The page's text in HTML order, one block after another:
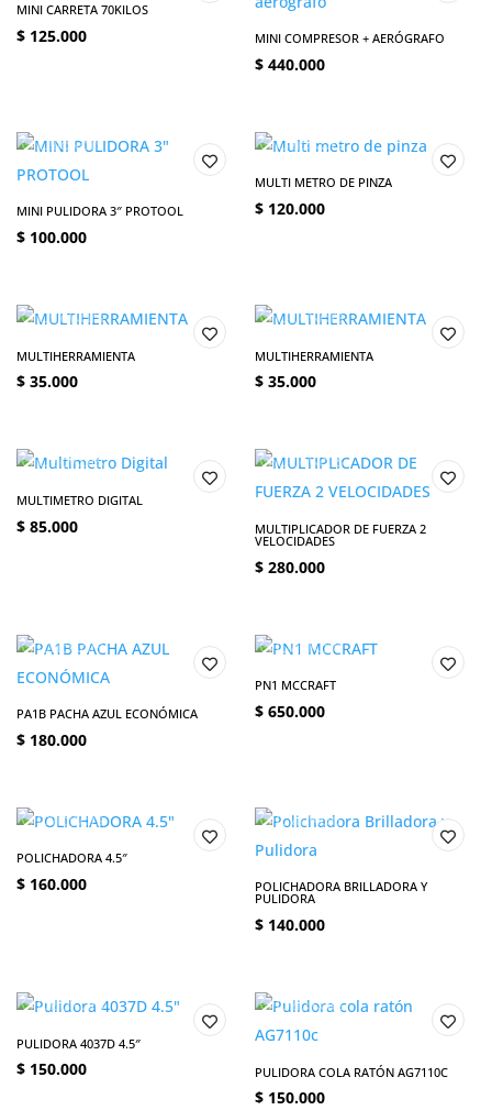
MINI CARRETA 70KILOS
$ 125.000 MINI COMPRESOR + AERÓGRAFO
$ 440.000
MINI PULIDORA 3″ PROTOOL
$ 100.000
MULTI METRO DE PINZA
$ 120.000
MULTIHERRAMIENTA
$ 35.000
MULTIHERRAMIENTA
$ 35.000
MULTIMETRO DIGITAL
$ 85.000 MULTIPLICADOR DE FUERZA 2
VELOCIDADES
$ 280.000
PA1B PACHA AZUL ECONÓMICA
$ 180.000
PN1 MCCRAFT
$ 650.000
POLICHADORA 4.5″
$ 160.000 POLICHADORA BRILLADORA Y
PULIDORA
$ 140.000
PULIDORA 4037D 4.5″
$ 150.000 PULIDORA COLA RATÓN AG7110C
$ 150.000